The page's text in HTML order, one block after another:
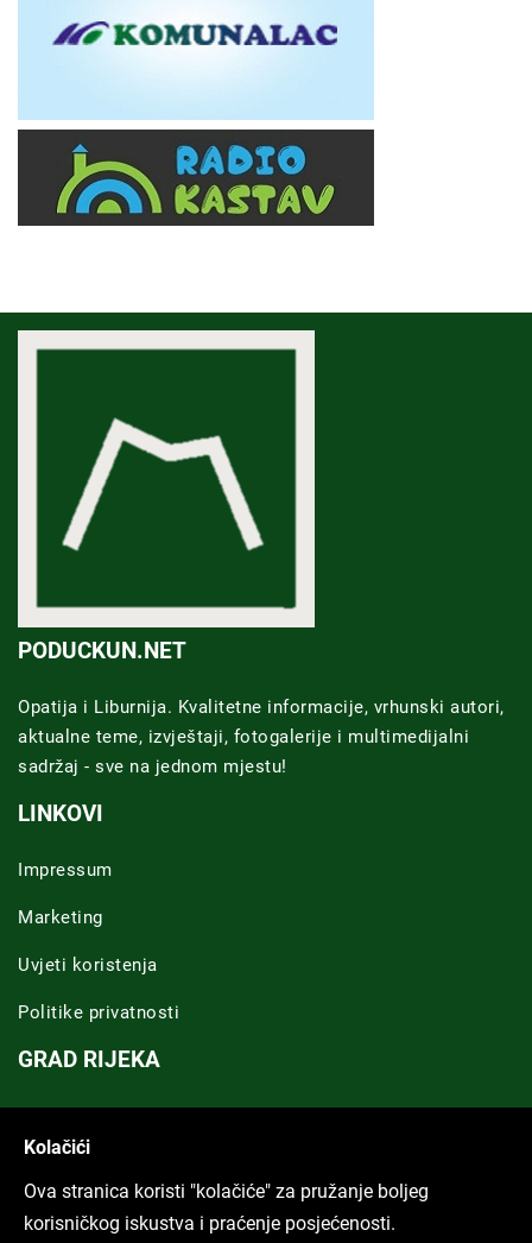
PODUCKUN.NET
Opatija i Liburnija. Kvalitetne informacije, vrhunski autori,
aktualne teme, izvještaji, fotogalerije i multimedijalni
sadržaj - sve na jednom mjestu!
LINKOVI
Impressum
Marketing
Uvjeti koristenja
Politike privatnosti
GRAD RIJEKA
ARHIVA TEKSTOVA
Kolačići
Ova stranica koristi "kolačiće" za pružanje boljeg
korisničkog iskustva i praćenje posjećenosti.